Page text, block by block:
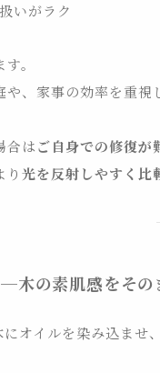
いがラク
。
、家事の効率を重
合はご自身での修復が
光を反射しやすく比
木の素肌感をその
オイルを染み込ま